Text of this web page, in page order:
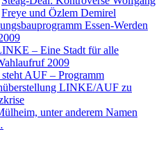
Freye und Özlem Demirel
Essen-Werden
– Eine Stadt für alle
2009
steht AUF – Programm
LINKE/AUF zu
unter anderem Namen